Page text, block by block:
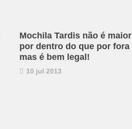
Mochila Tardis não é maior
por dentro do que por fora
mas é bem legal!
10 jul 2013